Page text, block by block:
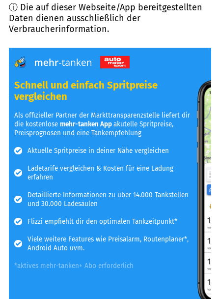
ⓘ Die auf dieser Webseite/App bereitgestellten
Daten dienen ausschließlich der
Verbraucherinformation.
Schnell und einfach Spritpreise
vergleichen
Als offizieller Partner der Markttransparenzstelle liefert dir
die kostenlosemehr-tanken Appakutelle Spritpreise,
Preisprognosen und eine Tankempfehlung
Aktuelle Spritpreise in deiner Nähe vergleichen
Ladetarife vergleichen & Kosten für eine Ladung
erfahren
Detaillierte Informationen zu über 14.000 Tankstellen
und 30.000 Ladesäulen
Flizzi empfiehlt dir den optimalen Tankzeitpunkt*
Viele weitere Features wie Preisalarm, Routenplaner*,
Android Auto uvm.
*aktives mehr-tanken+ Abo erforderlich